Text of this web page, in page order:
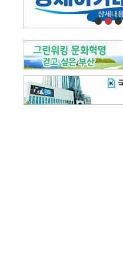
오늘의 날씨-[전체보기]
오늘의 날씨- 2026년 8월
오늘의 날씨- 2026년 8월
우리 결혼해요-[전체보기]
우리 결혼해요- 김홍윤·정